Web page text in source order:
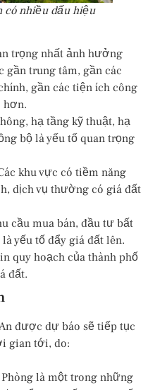
có nhiều dấu hiệu
trọng nhất ảnh hưởng
gần trung tâm, gần các
gần các tiện ích công
hơn.
hạ tầng kỹ thuật, hạ
bộ là yếu tố quan trọng
khu vực có tiềm năng
dịch vụ thường có giá đất
cầu mua bán, đầu tư bất
yếu tố đẩy giá đất lên.
quy hoạch của thành phố
đất.
được dự báo sẽ tiếp tục
gian tới, do:
là một trong những